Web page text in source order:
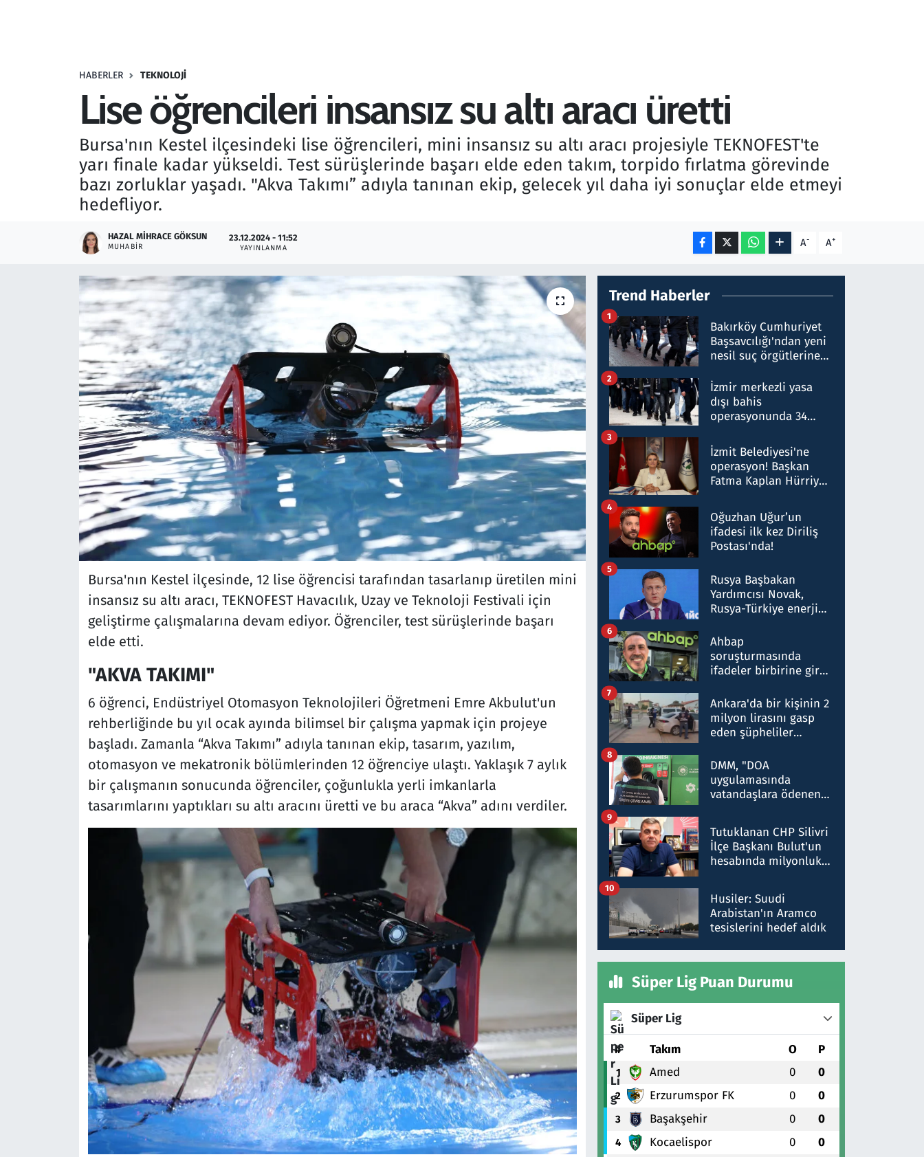
HABERLER TEKNOLOJI
Lise öğrencileri insansız su altı aracı üretti
Bursa'nın Kestel ilçesindeki lise öğrencileri, mini insansız su altı aracı projesiyle TEKNOFEST'te
yarı finale kadar yükseldi. Test sürüşlerinde başarı elde eden takım, torpido fırlatma görevinde
bazı zorluklar yaşadı. "Akva Takımı” adıyla tanınan ekip, gelecek yıl daha iyi sonuçlar elde etmeyi
hedefliyor.
HAZAL MIHRACE GÖKSUN
MUHABIR
23.12.2024 - 11:52
YAYINLANMA A- A+
Bursa'nın Kestel ilçesinde, 12 lise öğrencisi tarafından tasarlanıp üretilen mini
insansız su altı aracı, TEKNOFEST Havacılık, Uzay ve Teknoloji Festivali için
geliştirme çalışmalarına devam ediyor. Öğrenciler, test sürüşlerinde başarı
elde etti.
"AKVA TAKIMI"
6 öğrenci, Endüstriyel Otomasyon Teknolojileri Öğretmeni Emre Akbulut'un
rehberliğinde bu yıl ocak ayında bilimsel bir çalışma yapmak için projeye
başladı. Zamanla “Akva Takımı” adıyla tanınan ekip, tasarım, yazılım,
otomasyon ve mekatronik bölümlerinden 12 öğrenciye ulaştı. Yaklaşık 7 aylık
bir çalışmanın sonucunda öğrenciler, çoğunlukla yerli imkanlarla
tasarımlarını yaptıkları su altı aracını üretti ve bu araca “Akva” adını verdiler.
Trend Haberler
Bakırköy Cumhuriyet
Başsavcılığı'ndan yeni
nesil suç örgütlerine
hakkında gözaltı kararı
1
İzmir merkezli yasa
dışı bahis
operasyonunda 34
Milyar liralık para
trafiği tespit edildi
2
İzmit Belediyesi'ne
operasyon! Başkan
Fatma Kaplan Hürriyet
3
Oğuzhan Uğur’un
ifadesi ilk kez Diriliş
Postası'nda!
4
Rusya Başbakan
Yardımcısı Novak,
Rusya-Türkiye enerji
nitelikte olduğunu
belirtti
5
Ahbap
soruşturmasında
ifadeler birbirine girdi:
ifadelerinden ortaya
çıkan tablo şok etti
6
Ankara'da bir kişinin 2
milyon lirasını gasp
eden şüpheliler
7
DMM, "DOA
uygulamasında
vatandaşlara ödenen
düşürüldüğü" iddiasını
yalanladı
8
Tutuklanan CHP Silivri
İlçe Başkanı Bulut'un
hesabında milyonluk
talimat verdi, ben
gönderdim
9
Husiler: Suudi
Arabistan'ın Aramco
tesislerini hedef aldık
10
Süper Lig Puan Durumu
Süper Lig
# Takım O P
1 Amed 0 0
2 Erzurumspor FK 0 0
3 Başakşehir 0 0
4 Kocaelispor 0 0
Savunma Sanayi
Seçim 2023
Teknoloji ve Bilim
Televizyon